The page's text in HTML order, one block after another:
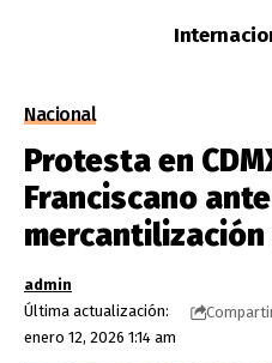
Nacional
Protesta en
Franciscano ante
mercantilización
Última actualización:
enero 12, 2026 1:14 am
admin